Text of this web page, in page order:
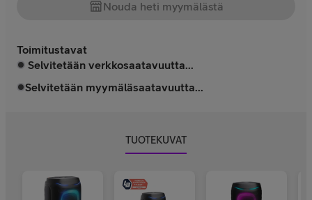
Nouda heti myymälästä
Toimitustavat
Selvitetään verkkosaatavuutta...
Selvitetään myymäläsaatavuutta...
TUOTEKUVAT